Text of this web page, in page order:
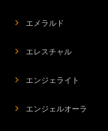
エメラルド
エレスチャル
エンジェライト
エンジェルオーラ